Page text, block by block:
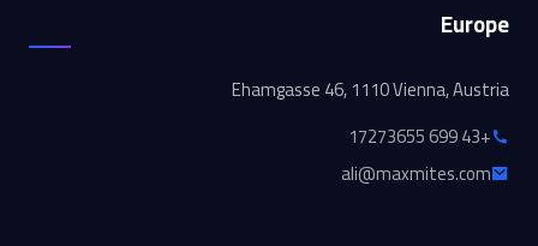
Europe
Ehamgasse 46, 1110 Vienna, Austria
+43 699 17273655
ali@maxmites.com